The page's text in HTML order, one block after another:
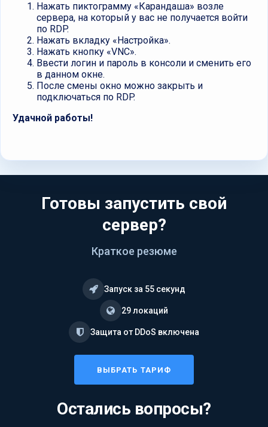
Нажать пиктограмму «Карандаша» возле
сервера, на который у вас не получается войти
по RDP.
Нажать вкладку «Настройка».
Нажать кнопку «VNC».
Ввести логин и пароль в консоли и сменить его
в данном окне.
После смены окно можно закрыть и
подключаться по RDP.
Удачной работы!
Готовы запустить свой
сервер?
Краткое резюме
Запуск за 55 секунд
29 локаций
Защита от DDoS включена
ВЫБРАТЬ ТАРИФ
Остались вопросы?